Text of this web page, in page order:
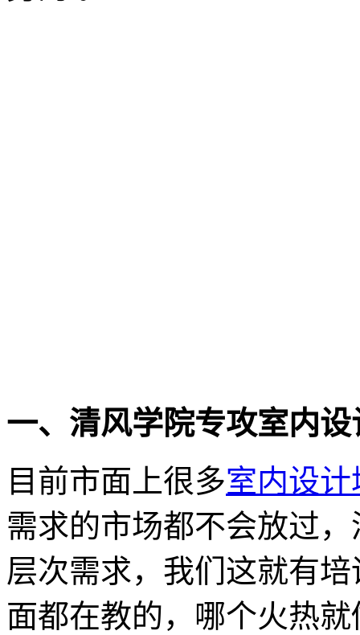
一、清风学院专攻室内
目前市面上很多室内设
需求的市场都不会放过
层次需求，我们这就有
面都在教的，哪个火热